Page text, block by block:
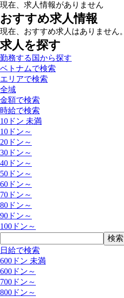
現在、求人情報がありません
おすすめ求人情報
現在、おすすめ求人はありません。
求人を探す
勤務する国から探す
ベトナムで検索
エリアで検索
全域
金額で検索
時給で検索
10ドン 未満
10ドン～
20ドン～
30ドン～
40ドン～
50ドン～
60ドン～
70ドン～
80ドン～
90ドン～
100ドン～
日給で検索
600ドン 未満
600ドン～
700ドン～
800ドン～